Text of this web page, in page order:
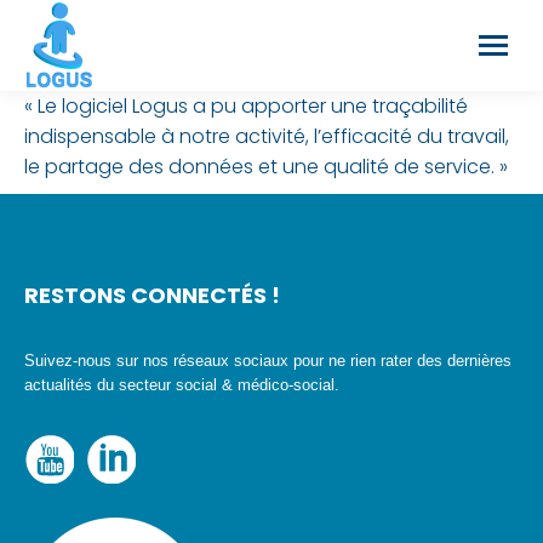
« Le logiciel Logus a pu apporter une traçabilité
indispensable à notre activité, l’efficacité du travail,
le partage des données et une qualité de service. »
RESTONS CONNECTÉS !
Suivez-nous sur nos réseaux sociaux pour ne rien rater des dernières
actualités du secteur social & médico-social.